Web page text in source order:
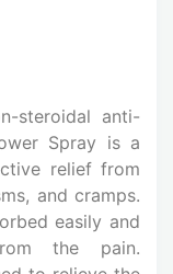
steroidal anti-
Spray is a
relief from
and cramps.
easily and
the pain.